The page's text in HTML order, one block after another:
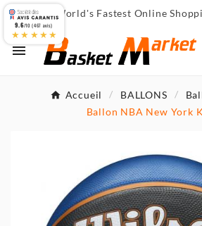
 World's Fastest Online

Accueil BALLONS
Ballon NBA New York
9.6/10 (467 avis)
★★★★★